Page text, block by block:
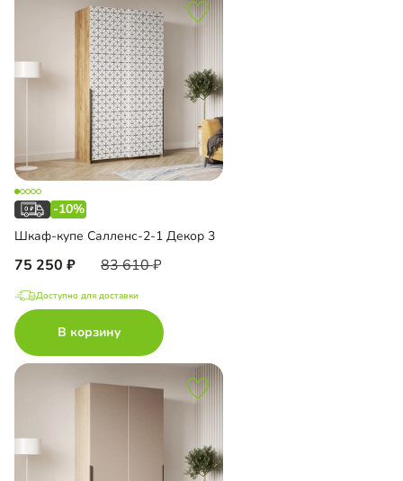
-10%
Шкаф-купе Салленс-2-1 Декор 3
75 250 83 610
Доступно для доставки
В корзину